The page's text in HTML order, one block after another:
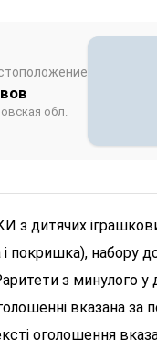
обл.
дитячих
і покришка), набору
з минулого
вказана за
оголошення